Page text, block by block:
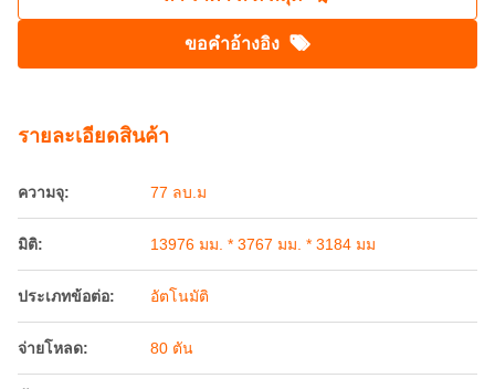
ขอคําอ้างอิง
รายละเอียดสินค้า
ความจุ: 77 ลบ.ม
มิติ: 13976 มม. * 3767 มม. * 3184 มม
ประเภทข้อต่อ: อัตโนมัติ
จ่ายโหลด: 80 ตัน